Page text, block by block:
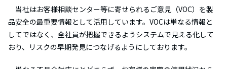
当社はお客様相談センター等に寄せられるご意見（VOC）を製
品安全の最重要情報として活用しています。VOCは単なる情報と
してではなく、全社員が把握できるようシステムで見える化して
おり、リスクの早期発見につなげるようにしております。